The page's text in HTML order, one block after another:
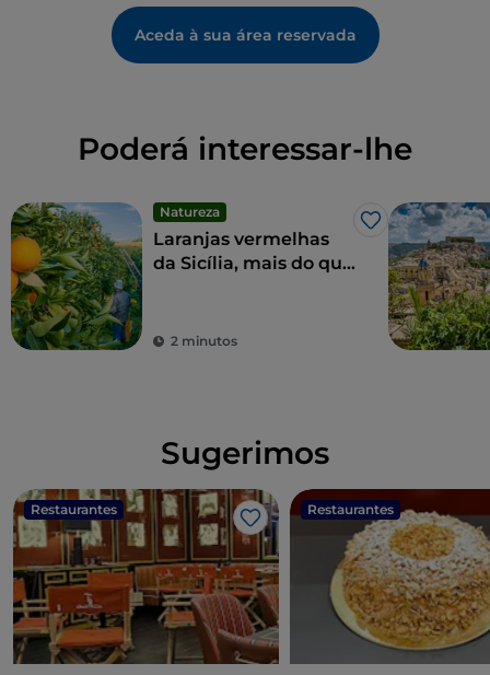
Aceda à sua área reservada
Poderá interessar-lhe
Natureza
Gosto
Laranjas vermelhas
da Sicília, mais do que
2 minutos
Sugerimos
Restaurantes
Gosto
Restaurantes